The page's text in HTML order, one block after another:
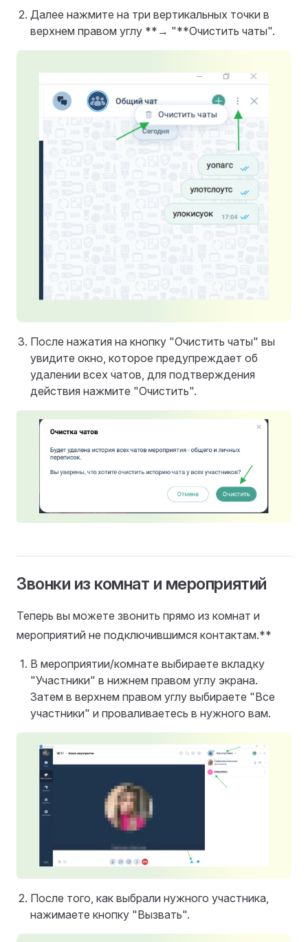
Далее нажмите на три вертикальных точки в
верхнем правом углу **→ "**Очистить чаты".
После нажатия на кнопку "Очистить чаты" вы
увидите окно, которое предупреждает об
удалении всех чатов, для подтверждения
действия нажмите "Очистить".
Звонки из комнат и мероприятий
Теперь вы можете звонить прямо из комнат и
мероприятий не подключившимся контактам.**
В мероприятии/комнате выбираете вкладку
"Участники" в нижнем правом углу экрана.
Затем в верхнем правом углу выбираете "Все
участники" и проваливаетесь в нужного вам.
После того, как выбрали нужного участника,
нажимаете кнопку "Вызвать".